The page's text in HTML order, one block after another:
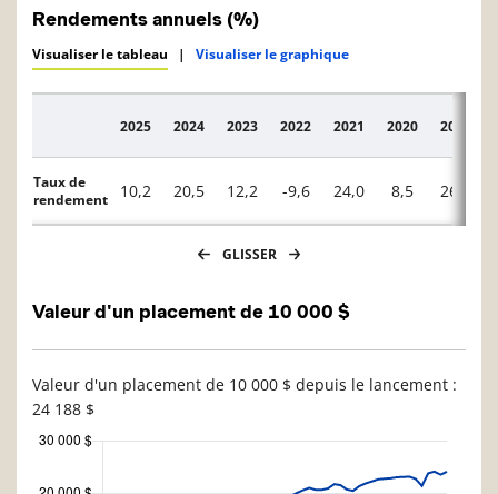
Rendements annuels (%)
Visualiser le tableau | Visualiser le graphique
Description
2025 2024 2023 2022 2021 2020 2019
Taux de
rendement
10,2 20,5 12,2 -9,6 24,0 8,5 26,4
GLISSER
Valeur d'un placement de 10 000 $
Valeur d'un placement de 10 000 $ depuis le lancement :
24 188 $